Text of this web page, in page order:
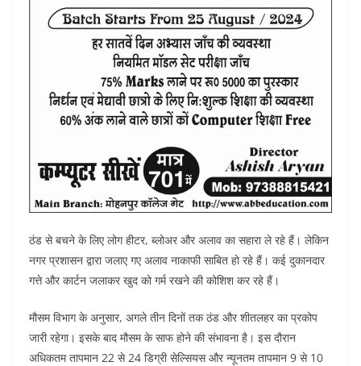
ठंड से बचने के लिए लोग हीटर, ब्लोअर और अलाव का सहारा ले रहे हैं। लेकिन
नगर प्रशासन द्वारा जलाए गए अलाव नाकाफी साबित हो रहे हैं। कई दुकानदार
गत्ते और कार्टन जलाकर खुद को गर्म रखने की कोशिश कर रहे हैं।
मौसम विभाग के अनुसार, अगले तीन दिनों तक ठंड और शीतलहर का प्रकोप
जारी रहेगा। इसके बाद मौसम के साफ होने की संभावना है। इस दौरान
अधिकतम तापमान 22 से 24 डिग्री सेल्सियस और न्यूनतम तापमान 9 से 10